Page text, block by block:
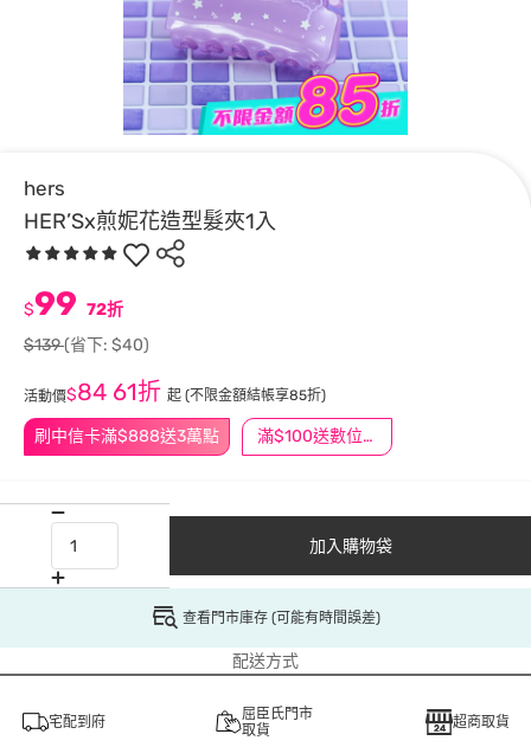
hers
HER’Sx煎妮花造型髮夾1入
刷中信卡滿$888送3萬點 滿$100送數位印花
$99 72折
$139(省下: $40)
活動價$84 61折 起 (不限金額結帳享85折)
加入購物袋
查看門市庫存 (可能有時間誤差)
配送方式
宅配到府
屈臣氏門市
取貨
超商取貨